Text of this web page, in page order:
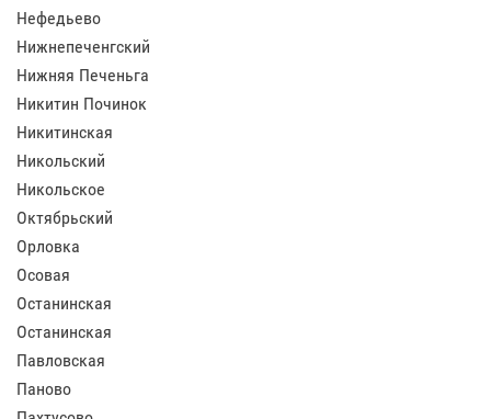
Нефедьево
Нижнепеченгский
Нижняя Печеньга
Никитин Починок
Никитинская
Никольский
Никольское
Октябрьский
Орловка
Осовая
Останинская
Останинская
Павловская
Паново